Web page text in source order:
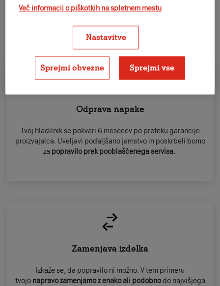
Napravo, pri kateri se odločiš za podaljšano jamstvo, lahko
proizvajalca.
S podaljšanim jamstvom imaš v primeru okvare na voljo
naslednje rešitve:
Odprava napake
Tvoj hladilnik se pokvari 6 mesecev po preteku garancije
proizvajalca. Uveljavi podaljšano jamstvo in poskrbeli bomo
za popravilo prek pooblaščenega servisa.
Zamenjava izdelka
Izkaže se, da popravilo ni možno. V tem primeru
tvojo napravo zamenjamo z enako ali podobnodo najvišjega
Več informacij o piškotkih na spletnem mestu
Nastavitve
Sprejmi obvezne Sprejmi vse